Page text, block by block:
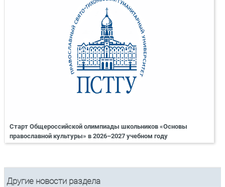
Старт Общероссийской олимпиады школьников «Основы
православной культуры» в 2026–2027 учебном году
Другие новости раздела